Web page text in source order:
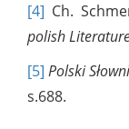
[4] Ch.
polish
[5] Polski
s.688.